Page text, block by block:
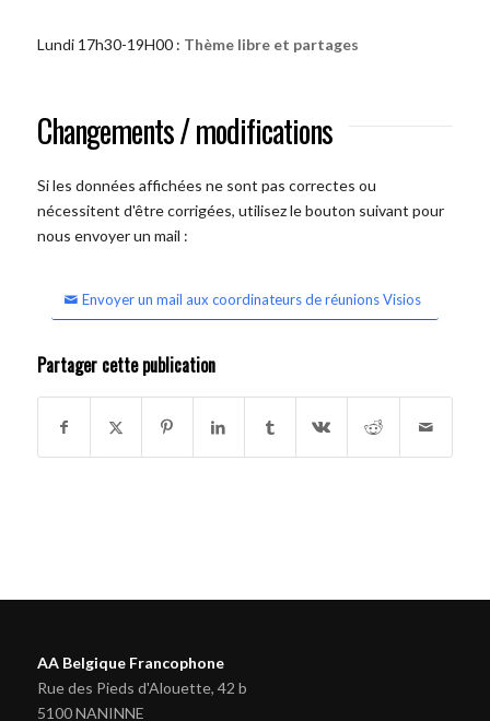
Lundi 17h30-19H00 : Thème libre et partages
Changements / modifications
Si les données affichées ne sont pas correctes ou
nécessitent d'être corrigées, utilisez le bouton suivant pour
nous envoyer un mail :
Envoyer un mail aux coordinateurs de réunions Visios
Partager cette publication
AA Belgique Francophone
Rue des Pieds d'Alouette, 42 b
5100 NANINNE